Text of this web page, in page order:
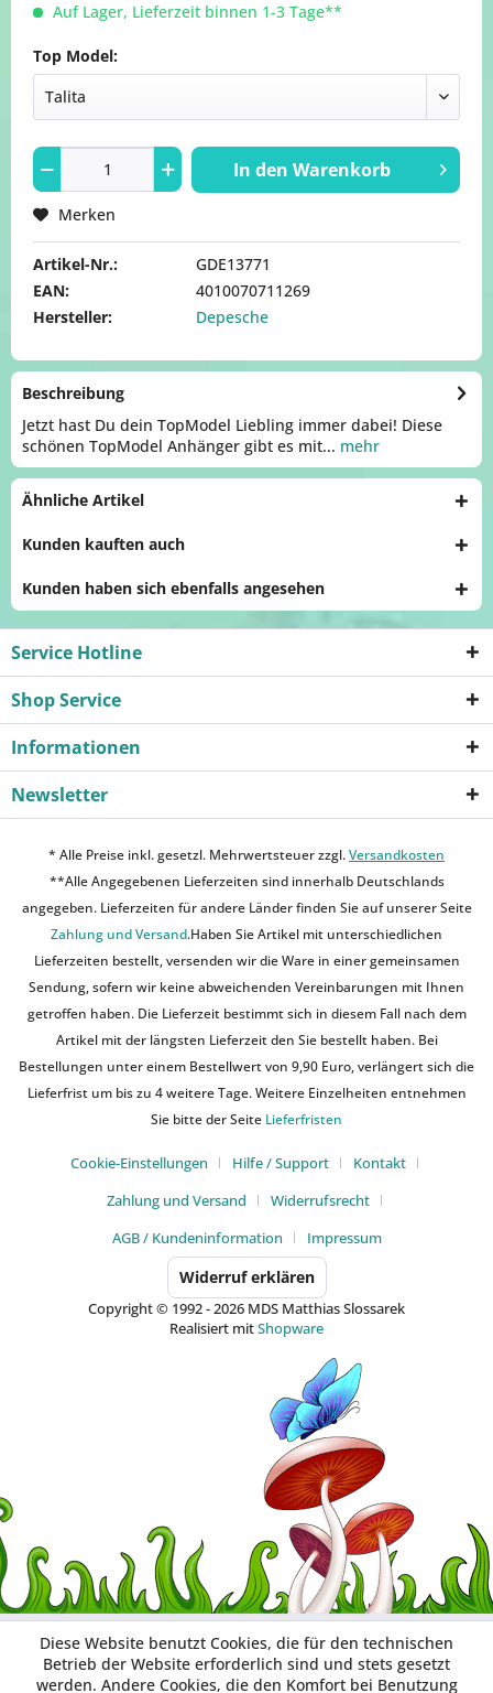
Auf Lager, Lieferzeit binnen 1-3 Tage**
Top Model:
In den Warenkorb
Merken
Artikel-Nr.:
GDE13771
EAN:
4010070711269
Hersteller:
Depesche
Beschreibung
Jetzt hast Du dein TopModel Liebling immer dabei! Diese
schönen TopModel Anhänger gibt es mit... mehr
Ähnliche Artikel
Kunden kauften auch
Kunden haben sich ebenfalls angesehen
Service Hotline
Shop Service
Informationen
Newsletter
* Alle Preise inkl. gesetzl. Mehrwertsteuer zzgl.Versandkosten
**Alle Angegebenen Lieferzeiten sind innerhalb Deutschlands
angegeben. Lieferzeiten für andere Länder finden Sie auf unserer Seite
Zahlung und Versand.Haben Sie Artikel mit unterschiedlichen
Lieferzeiten bestellt, versenden wir die Ware in einer gemeinsamen
Sendung, sofern wir keine abweichenden Vereinbarungen mit Ihnen
getroffen haben. Die Lieferzeit bestimmt sich in diesem Fall nach dem
Artikel mit der längsten Lieferzeit den Sie bestellt haben. Bei
Bestellungen unter einem Bestellwert von 9,90 Euro, verlängert sich die
Lieferfrist um bis zu 4 weitere Tage. Weitere Einzelheiten entnehmen
Sie bitte der Seite Lieferfristen
Cookie-Einstellungen Hilfe / Support
Kontakt
Zahlung und Versand
Widerrufsrecht
AGB / Kundeninformation
Impressum
Widerruf erklären
Copyright © 1992 - 2026 MDS Matthias Slossarek
Realisiert mitShopware
Diese Website benutzt Cookies, die für den technischen
Betrieb der Website erforderlich sind und stets gesetzt
werden. Andere Cookies, die den Komfort bei Benutzung